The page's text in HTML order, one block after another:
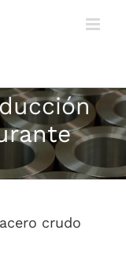
crudo